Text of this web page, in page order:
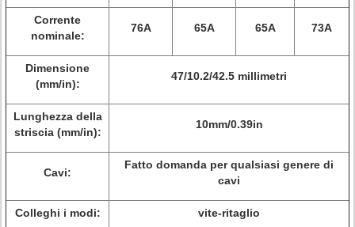
Corrente
nominale:
76A 65A 65A 73A
Dimensione
(mm/in):
47/10.2/42.5 millimetri
Lunghezza della
striscia (mm/in):
10mm/0.39in
Cavi:
Fatto domanda per qualsiasi genere di
cavi
Colleghi i modi: vite-ritaglio